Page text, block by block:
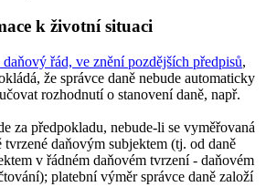
k životní situaci
řád, ve znění pozdějších předpisů,
že správce daně nebude automaticky
rozhodnutí o stanovení daně, např.
za předpokladu, nebude-li se vyměřovaná
daňovým subjektem (tj. od daně
v řádném daňovém tvrzení - daňovém
platební výměr správce daně založí